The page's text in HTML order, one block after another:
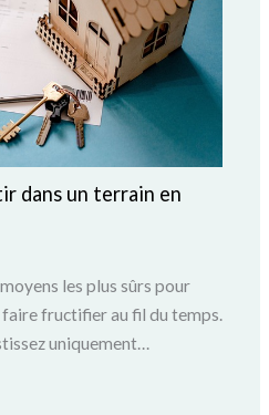
dans un terrain en
les plus sûrs pour
fructifier au fil du temps.
uniquement…